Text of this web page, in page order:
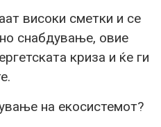
високи сметки и се
снабдување, овие
криза и ќе ги
на екосистемот?